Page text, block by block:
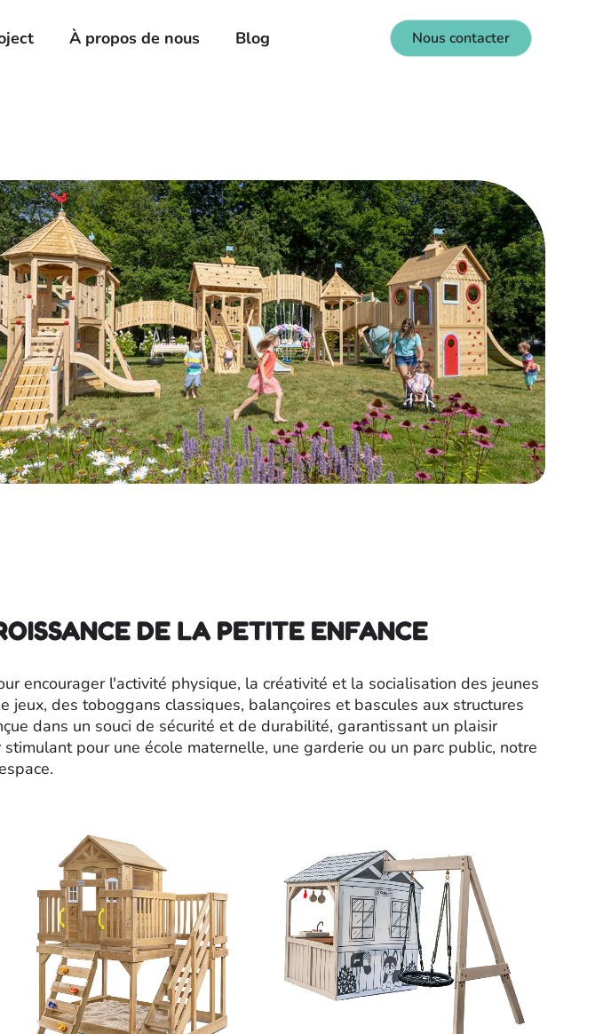
À propos de nous Blog Nous contacter
DE LA PETITE ENFANCE
encourager l'activité physique, la créativité et la socialisation des jeunes
des toboggans classiques, balançoires et bascules aux structures
dans un souci de sécurité et de durabilité, garantissant un plaisir
pour une école maternelle, une garderie ou un parc public, notre